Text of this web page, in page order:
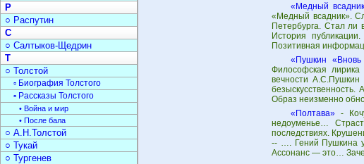
«Медный
«Медный всадник».
Петербурга. Стал
История
Позитивная
«Пушкин
Философская
вечности
Образ неизменно
«Полтава»-
недоуменье…
последствиях.
-- …. Гений Пушкина
Ассонанс — это…
Р
○ Распутин
С
○ Салтыков-Щедрин
Т
○ Толстой
▫ Биография Толстого
▫ Рассказы Толстого
• Война и мир
• После бала
○ А.Н.Толстой
○ Тукай
○ Тургенев